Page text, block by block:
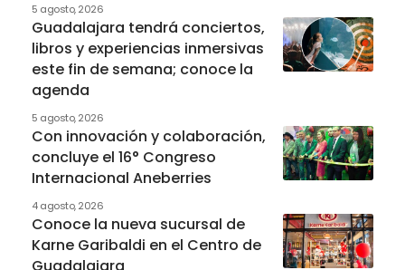
5 agosto, 2026
Guadalajara tendrá conciertos,
libros y experiencias inmersivas
este fin de semana; conoce la
agenda
5 agosto, 2026
Con innovación y colaboración,
concluye el 16° Congreso
Internacional Aneberries
4 agosto, 2026
Conoce la nueva sucursal de
Karne Garibaldi en el Centro de
Guadalajara